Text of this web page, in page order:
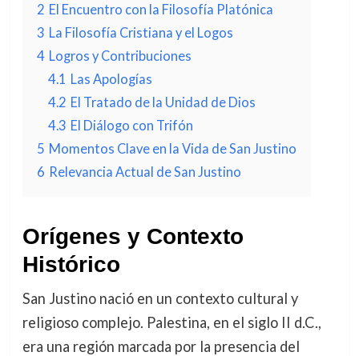
2 El Encuentro con la Filosofía Platónica
3 La Filosofía Cristiana y el Logos
4 Logros y Contribuciones
4.1 Las Apologías
4.2 El Tratado de la Unidad de Dios
4.3 El Diálogo con Trifón
5 Momentos Clave en la Vida de San Justino
6 Relevancia Actual de San Justino
Orígenes y Contexto
Histórico
San Justino nació en un contexto cultural y
religioso complejo. Palestina, en el siglo II d.C.,
era una región marcada por la presencia del